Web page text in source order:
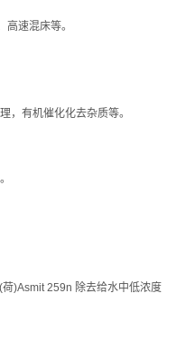
速混床等。
，有机催化化去杂质等。
)Asmit 259n 除去给水中低浓度